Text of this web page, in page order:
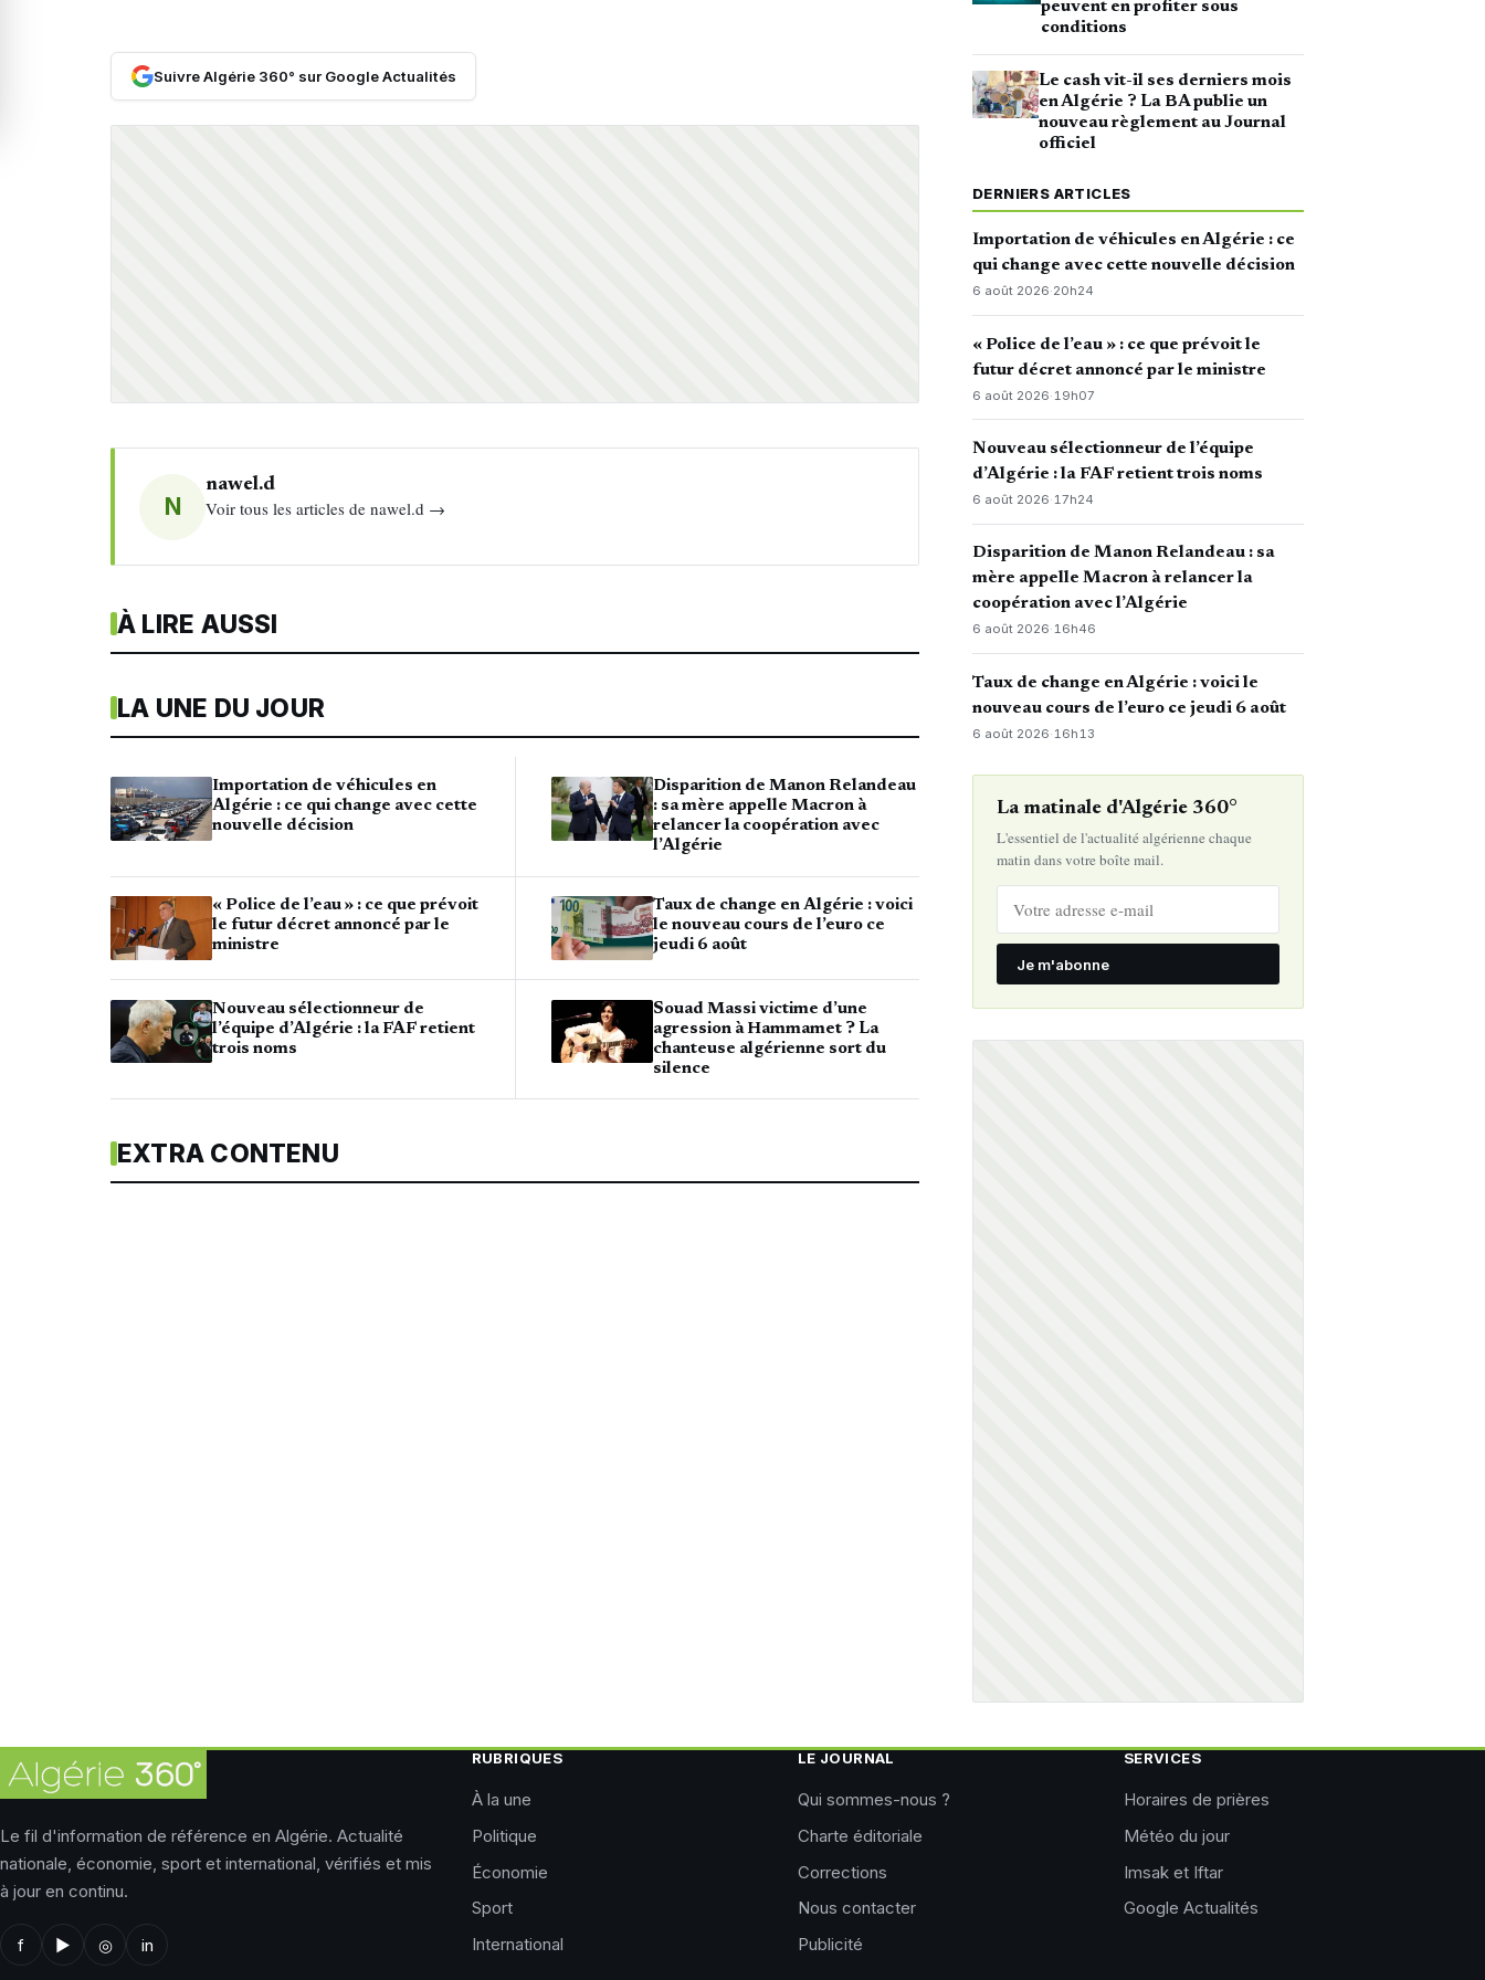
Suivre Algérie 360° sur Google Actualités
N
nawel.d
Voir tous les articles de nawel.d →
À LIRE AUSSI
LA UNE DU JOUR
Importation de véhicules en
Algérie : ce qui change avec cette
nouvelle décision
« Police de l’eau » : ce que prévoit
le futur décret annoncé par le
ministre
Nouveau sélectionneur de
l’équipe d’Algérie : la FAF retient
trois noms
Disparition de Manon Relandeau
: sa mère appelle Macron à
relancer la coopération avec
l’Algérie
Taux de change en Algérie : voici
le nouveau cours de l’euro ce
jeudi 6 août
Souad Massi victime d’une
agression à Hammamet ? La
chanteuse algérienne sort du
silence
EXTRA CONTENU
peuvent en profiter sous
conditions
Le cash vit-il ses derniers mois
en Algérie ? La BA publie un
nouveau règlement au Journal
officiel
DERNIERS ARTICLES
Importation de véhicules en Algérie : ce
qui change avec cette nouvelle décision
6 août 2026·20h24
« Police de l’eau » : ce que prévoit le
futur décret annoncé par le ministre
6 août 2026· 19h07
Nouveau sélectionneur de l’équipe
d’Algérie : la FAF retient trois noms
6 août 2026·17h24
Disparition de Manon Relandeau : sa
mère appelle Macron à relancer la
coopération avec l’Algérie
6 août 2026·16h46
Taux de change en Algérie : voici le
nouveau cours de l’euro ce jeudi 6 août
6 août 2026· 16h13
La matinale d'Algérie 360°
L'essentiel de l'actualité algérienne chaque
matin dans votre boîte mail.
Je m'abonne
Le fil d'information de référence en Algérie. Actualité
nationale, économie, sport et international, vérifiés et mis
à jour en continu.
f ▶ ◎ in
RUBRIQUES
À la une
Politique
Économie
Sport
International
LE JOURNAL
Qui sommes-nous ?
Charte éditoriale
Corrections
Nous contacter
Publicité
SERVICES
Horaires de prières
Météo du jour
Imsak et Iftar
Google Actualités